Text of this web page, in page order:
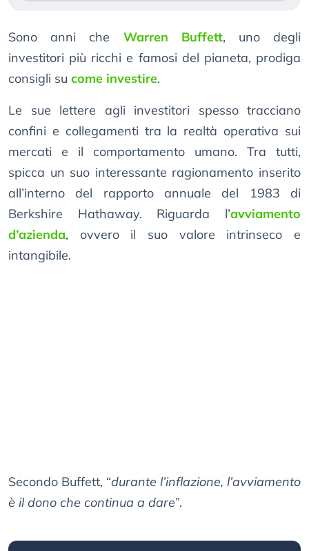
Sono anni che Warren Buffett, uno degli
investitori più ricchi e famosi del pianeta, prodiga
consigli su come investire.
Le sue lettere agli investitori spesso tracciano
confini e collegamenti tra la realtà operativa sui
mercati e il comportamento umano. Tra tutti,
spicca un suo interessante ragionamento inserito
all’interno del rapporto annuale del 1983 di
Berkshire Hathaway. Riguarda l’avviamento
d’azienda, ovvero il suo valore intrinseco e
intangibile.
Secondo Buffett, “durante l’inflazione, l’avviamento
è il dono che continua a dare”.